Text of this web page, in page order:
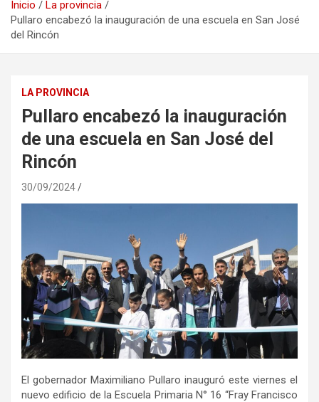
Inicio
La provincia
Pullaro encabezó la inauguración de una escuela en San José
del Rincón
LA PROVINCIA
Pullaro encabezó la inauguración
de una escuela en San José del
Rincón
30/09/2024
El gobernador Maximiliano Pullaro inauguró este viernes el
nuevo edificio de la Escuela Primaria N° 16 “Fray Francisco